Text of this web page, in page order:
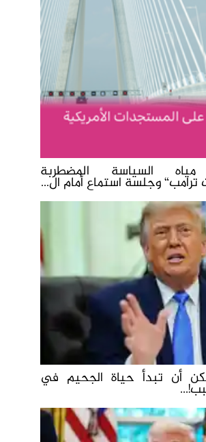
السياسة المضطربة
وجلسة استماع أمام ال...
أن تبدأ حياة الجحيم في